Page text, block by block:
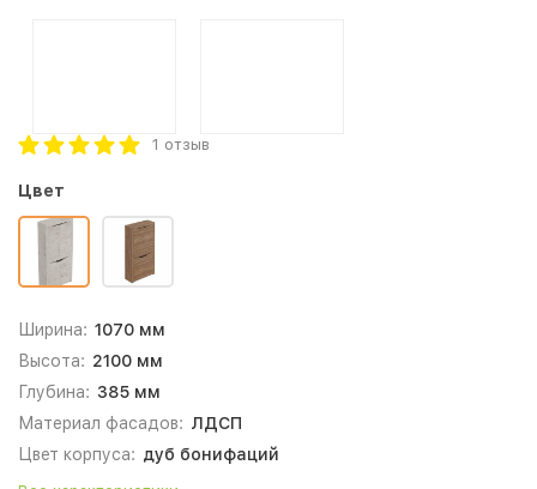
1 отзыв
Цвет
Ширина: 1070 мм
Высота: 2100 мм
Глубина: 385 мм
Материал фасадов: ЛДСП
Цвет корпуса: дуб бонифаций